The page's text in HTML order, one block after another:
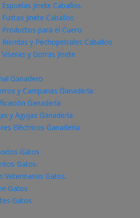
Espuelas Jinete Caballos
Fustas Jinete Caballos
Productos para el Cuero
Riendas y Pechopetrales Caballos
Viseras y Gorras Jinete
Ganadero
y Campanas Ganadería
Ganadería
y Agujas Ganadería
Eléctricos Ganadería
Gatos
Gatos
Veterinarias Gatos
Gatos
Gatos